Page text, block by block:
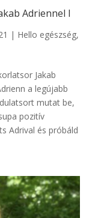
Adriennel I
| Hello egészség,
Jakab
a legújabb
mutat be,
pozitív
Adrival és próbáld